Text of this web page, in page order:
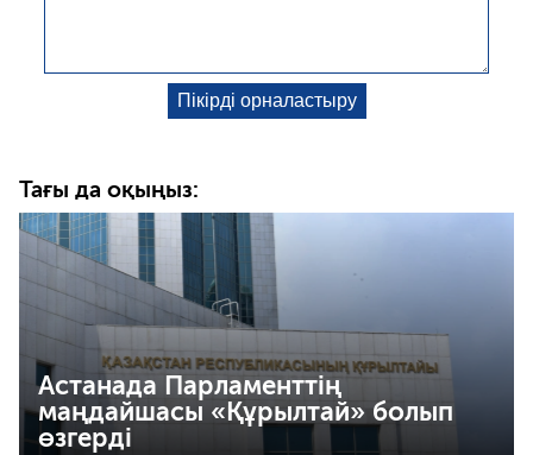
Тағы да оқыңыз:
Астанада Парламенттің
маңдайшасы «Құрылтай» болып
өзгерді